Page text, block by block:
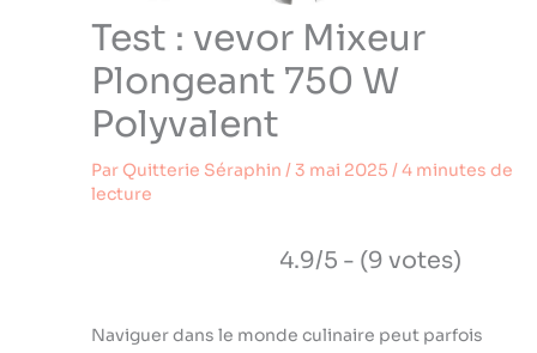
Test : vevor Mixeur
Plongeant 750 W
Polyvalent
Par Quitterie Séraphin /3 mai 2025 /4 minutes de
lecture
4.9/5 - (9 votes)
Naviguer dans le monde culinaire peut parfois